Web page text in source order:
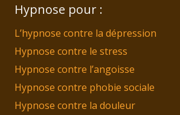
Hypnose pour :
L’hypnose contre la dépression
Hypnose contre le stress
Hypnose contre l’angoisse
Hypnose contre phobie sociale
Hypnose contre la douleur